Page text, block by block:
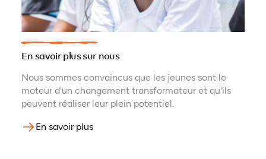
En savoir plus sur nous
Nous sommes convaincus que les jeunes sont le
moteur d'un changement transformateur et qu'ils
peuvent réaliser leur plein potentiel.
En savoir plus